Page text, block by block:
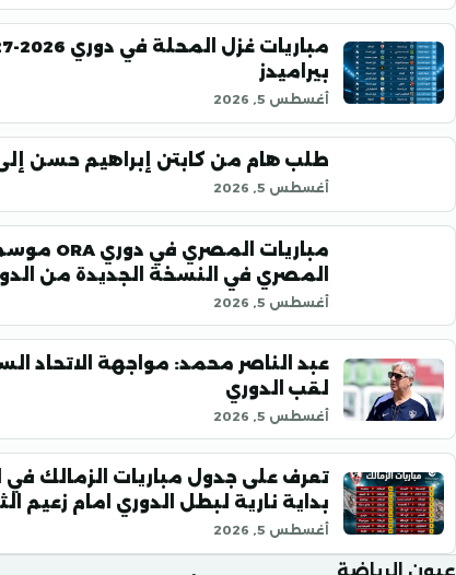
بيراميدز
أغسطس 5, 2026
طلب هام من كابتن إبراهيم حسن إلى
أغسطس 5, 2026
المصري في النسخة الجديدة من
أغسطس 5, 2026
عبد الناصر محمد: مواجهة الاتحاد
لقب الدوري
أغسطس 5, 2026
بداية نارية لبطل الدوري امام زعيم
أغسطس 5, 2026
عيون الرياضة